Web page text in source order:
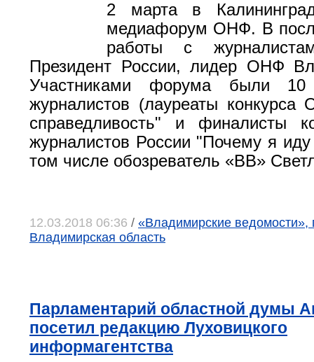
2 марта в
медиафорум ОНФ. В
работы с
Президент России, лидер ОНФ
Участниками форума были 10
журналистов (лауреаты
справедливость" и финалисты
журналистов России "Почему я
том числе обозреватель «ВВ»
12.03.2018 06:36 / «Владимирские ведомости»,
Владимирская область
Парламентарий областной думы
посетил редакцию Луховицкого
информагентства